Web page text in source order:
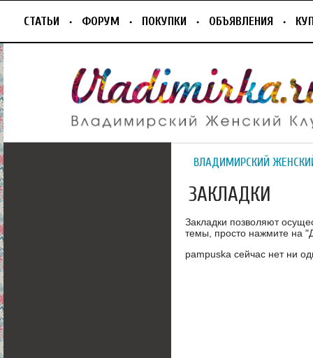
СТАТЬИ ФОРУМ ПОКУПКИ ОБЪЯВЛЕНИЯ
ВЛАДИМИРСКИЙ
ЗАКЛАДКИ
Закладки позволяют
темы, просто нажмите на
pampuska сейчас нет ни